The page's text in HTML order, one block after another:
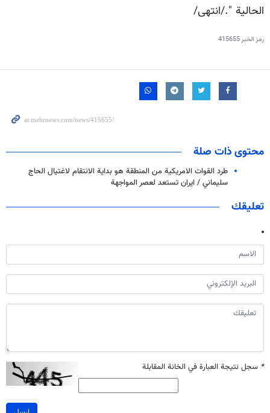
الحالية "./انتهى/
رمز الخبر415655
محتوى ذات صلة
طرد القوات الامريكية من المنطقة هو بداية الانتقام لاغتيال الحاج
سليماني / ايران تستعد لعصر المواجهة
تعليقك
* سجل نتيجة العبارة في الخانة المقابلة